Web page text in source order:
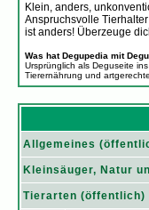
Klein, anders,
Anspruchsvolle
ist anders! Überzeuge
Was hat Degupedia mit
Ursprünglich als Deguseite
Tierernährung und
Allgemeines
Kleinsäuger, Natur
Tierarten (öffentlich)